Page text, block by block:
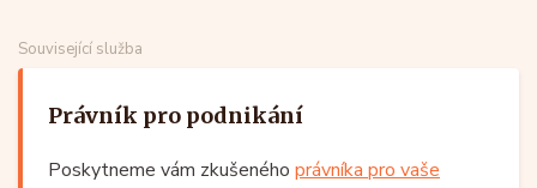
Související služba
Právník pro podnikání
Poskytneme vám zkušeného právníka pro vaše